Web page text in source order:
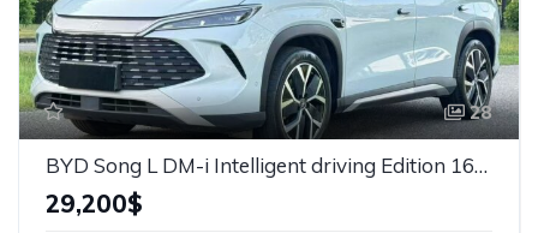
28
BYD Song L DM-i Intelligent driving Edition 160km Beyond
29,200$